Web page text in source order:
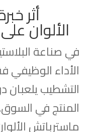
أثر
الألوان
في صناعة
الأداء
التشطيب يلعبان
المنتج في
ماسترباتش